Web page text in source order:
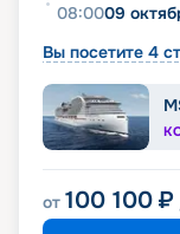
08:0009
Вы посетите 4
от 100 100 ₽